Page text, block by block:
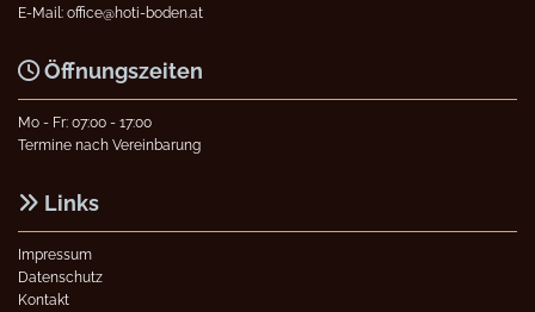
E-Mail: office@hoti-boden.at
Öffnungszeiten
Mo - Fr: 07:00 - 17:00
Termine nach Vereinbarung
 Links
Impressum
Datenschutz
Kontakt